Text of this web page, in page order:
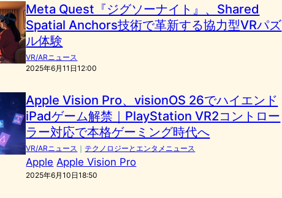
Meta Quest『ジグソーナイト』、Shared
Spatial Anchors技術で革新する協力型VRパズ
ル体験
VR/ARニュース
2025年6月11日12:00
Apple Vision Pro、visionOS 26でハイエンド
iPadゲーム解禁｜PlayStation VR2コントロー
ラー対応で本格ゲーミング時代へ
VR/ARニュース ｜テクノロジーとエンタメニュース
Apple Apple Vision Pro
2025年6月10日18:50